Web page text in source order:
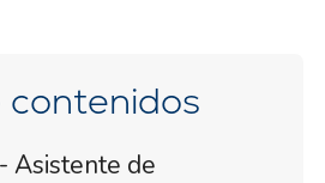
contenidos
Asistente de